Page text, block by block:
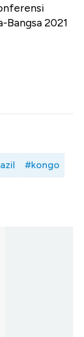
Bangsa 2021
#kongo